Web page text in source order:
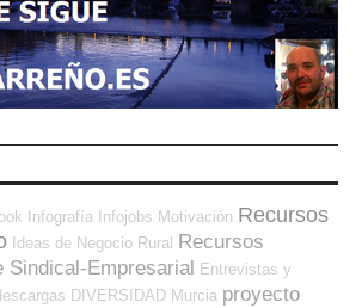
Infografía Infojobs Motivación Recursos
Ideas de Negocio Rural
Recursos
Sindical-Empresarial Entrevistas y
DIVERSIDAD Murcia proyecto